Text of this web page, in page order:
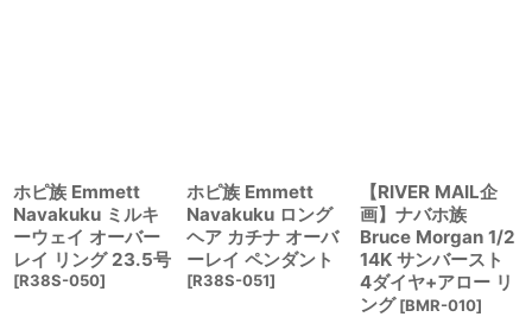
ホピ族 Emmett
Navakuku ミルキ
ーウェイ オーバー
レイ リング 23.5号
[R38S-050]
ホピ族 Emmett
Navakuku ロング
ヘア カチナ オーバ
ーレイ ペンダント
[R38S-051]
【RIVER MAIL企
画】ナバホ族
Bruce Morgan 1/2
14K サンバースト
4ダイヤ+アロー リ
ング [BMR-010]